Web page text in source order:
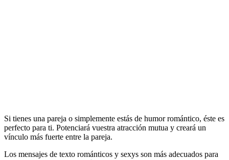
Si tienes una pareja o simplemente estás de humor romántico, éste es
perfecto para ti. Potenciará vuestra atracción mutua y creará un
vínculo más fuerte entre la pareja.
Los mensajes de texto románticos y sexys son más adecuados para